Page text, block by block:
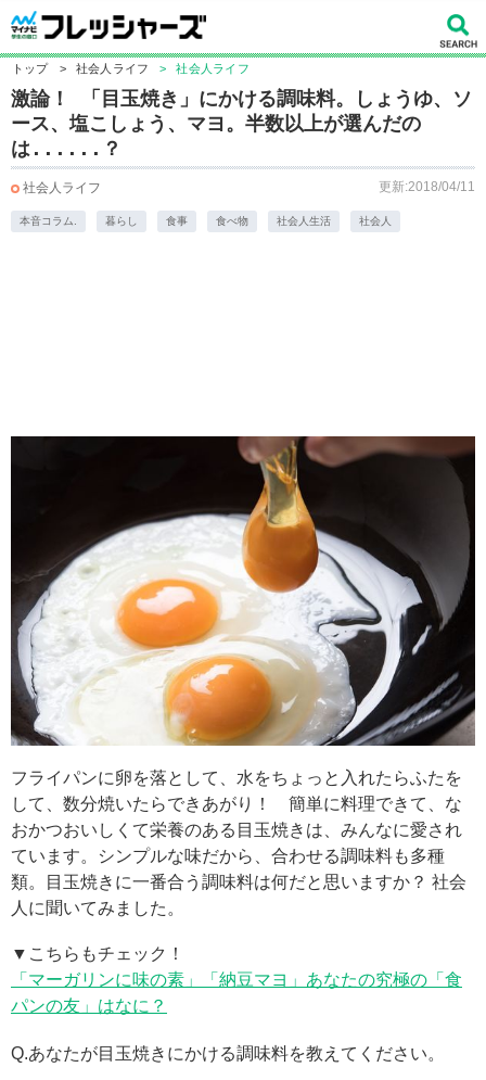
トップ > 社会人ライフ > 社会人ライフ
激論！ 「目玉焼き」にかける調味料。しょうゆ、ソ
ース、塩こしょう、マヨ。半数以上が選んだの
は......？
社会人ライフ 更新:2018/04/11
本音コラム. 暮らし 食事 食べ物 社会人生活 社会人
フライパンに卵を落として、水をちょっと入れたらふたを
して、数分焼いたらできあがり！ 簡単に料理できて、な
おかつおいしくて栄養のある目玉焼きは、みんなに愛され
ています。シンプルな味だから、合わせる調味料も多種
類。目玉焼きに一番合う調味料は何だと思いますか？ 社会
人に聞いてみました。
▼こちらもチェック！
「マーガリンに味の素」「納豆マヨ」あなたの究極の「食
パンの友」はなに？
Q.あなたが目玉焼きにかける調味料を教えてください。